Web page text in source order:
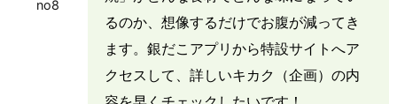
no8
るのか、想像するだけでお腹が減ってき
ます。銀だこアプリから特設サイトへア
クセスして、詳しいキカク（企画）の内